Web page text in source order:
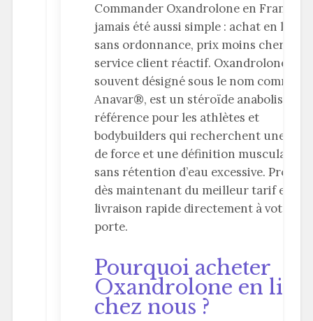
Commander Oxandrolone en France
jamais été aussi simple : achat en ligne
sans ordonnance, prix moins cher et
service client réactif. Oxandrolone,
souvent désigné sous le nom
Anavar®, est un stéroïde anabolisant
référence pour les athlètes et
bodybuilders qui recherchent une
de force et une définition musculaire
sans rétention d’eau excessive. Profitez
dès maintenant du meilleur tarif et
livraison rapide directement à votre
porte.
Pourquoi acheter
Oxandrolone en
chez nous ?